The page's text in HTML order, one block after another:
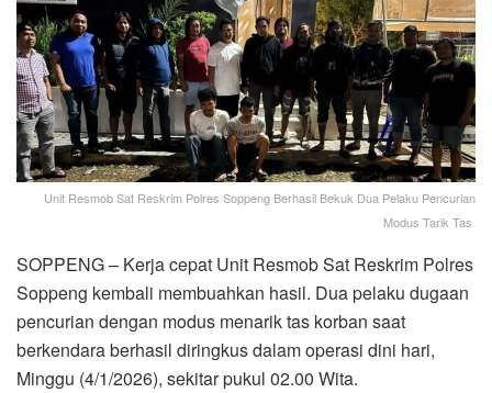
Unit Resmob Sat Reskrim Polres Soppeng Berhasil Bekuk Dua Pelaku Pencurian
Modus Tarik Tas
SOPPENG – Kerja cepat Unit Resmob Sat Reskrim Polres
Soppeng kembali membuahkan hasil. Dua pelaku dugaan
pencurian dengan modus menarik tas korban saat
berkendara berhasil diringkus dalam operasi dini hari,
Minggu (4/1/2026), sekitar pukul 02.00 Wita.